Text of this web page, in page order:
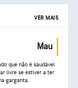
VER MAIS
Mau
que não é saudável
livre se estiver a ter
garganta.